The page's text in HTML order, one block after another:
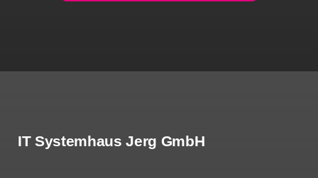
IT Systemhaus Jerg GmbH